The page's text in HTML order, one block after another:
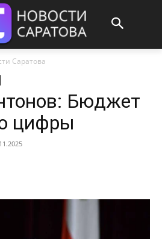
Саратова
Бюджет
цифры